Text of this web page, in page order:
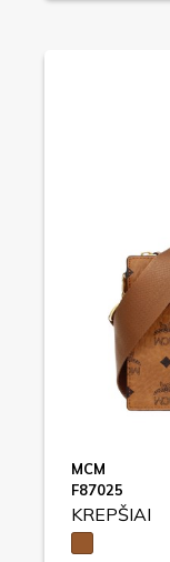
MCM
F87025
KREPŠIAI